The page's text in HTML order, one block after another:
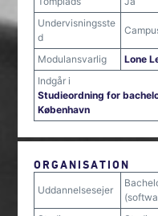
Undervisningsste
d
Modulansvarlig
Lone
Indgår i
Studieordning for
København
ORGANISATION
Uddannelsesejer